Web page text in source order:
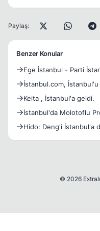
Paylaş:
Benzer Konular
Ege İstanbul - Parti
İstanbul.com, İstanbul'u
Keita , İstanbul'a geldi.
İstanbul'da Molotoflu
Hido: Deng'i İstanbul'a
© 2026